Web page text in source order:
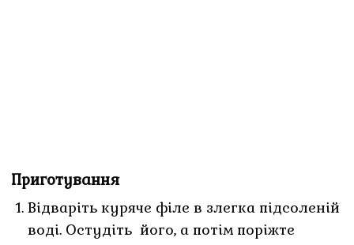
Приготування
Відваріть куряче філе в злегка підсоленій
воді. Остудіть його, а потім поріжте